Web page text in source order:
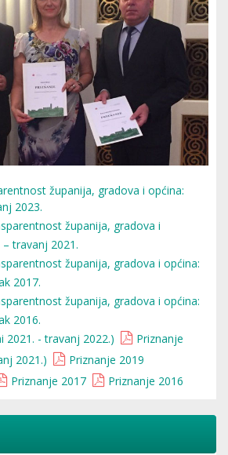
županija, gradova i općina:
2023.
županija, gradova i
travanj 2021.
županija, gradova i općina:
2017.
županija, gradova i općina:
2016.
2021. - travanj 2022.)
Priznanje
2021.)
Priznanje 2019
Priznanje 2017 Priznanje 2016